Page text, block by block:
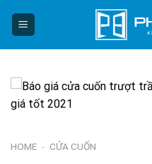
HOME - CỬA CUỐN